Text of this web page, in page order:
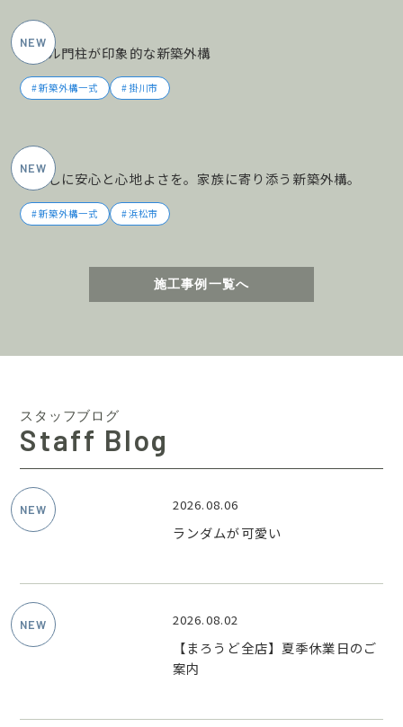
タイル門柱が印象的な新築外構
新築外構一式 掛川市
暮らしに安心と心地よさを。家族に寄り添う新築外構。
新築外構一式 浜松市
施工事例一覧へ
スタッフブログ
Staff Blog
2026.08.06
ランダムが可愛い
2026.08.02
【まろうど全店】夏季休業日のご
案内